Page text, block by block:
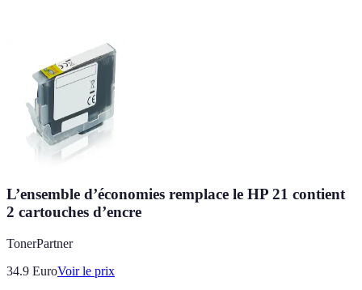
L’ensemble d’économies remplace le HP 21 contient
2 cartouches d’encre
TonerPartner
34.9 EuroVoir le prix